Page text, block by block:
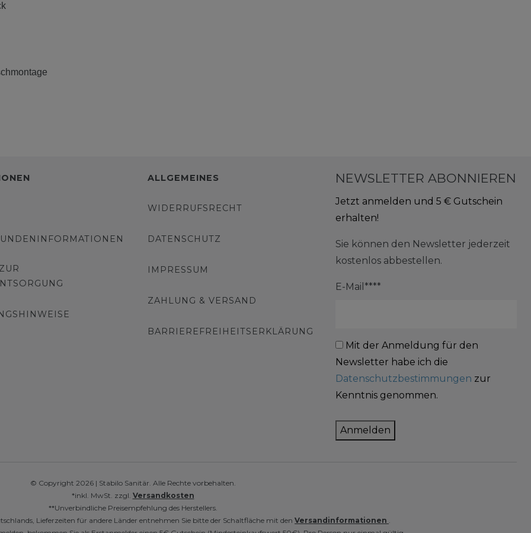
ALLGEMEINES
WIDERRUFSRECHT
DATENSCHUTZ
IMPRESSUM
ZAHLUNG & VERSAND
BARRIEREFREIHEITSERKLÄRUNG
NEWSLETTER ABONNIEREN
Jetzt anmelden und 5 € Gutschein
erhalten!
Sie können den Newsletter jederzeit
kostenlos abbestellen.
E-Mail****
Mit der Anmeldung für den
Newsletter habe ich die
Datenschutzbestimmungen zur
Kenntnis genommen.
Anmelden
© Copyright 2026 | Stabilo Sanitär. Alle Rechte vorbehalten.
*inkl. MwSt. zzgl. Versandkosten
**Unverbindliche Preisempfehlung des Herstellers.
Lieferzeiten für andere Länder entnehmen Sie bitte der Schaltfläche mit den Versandinformationen .